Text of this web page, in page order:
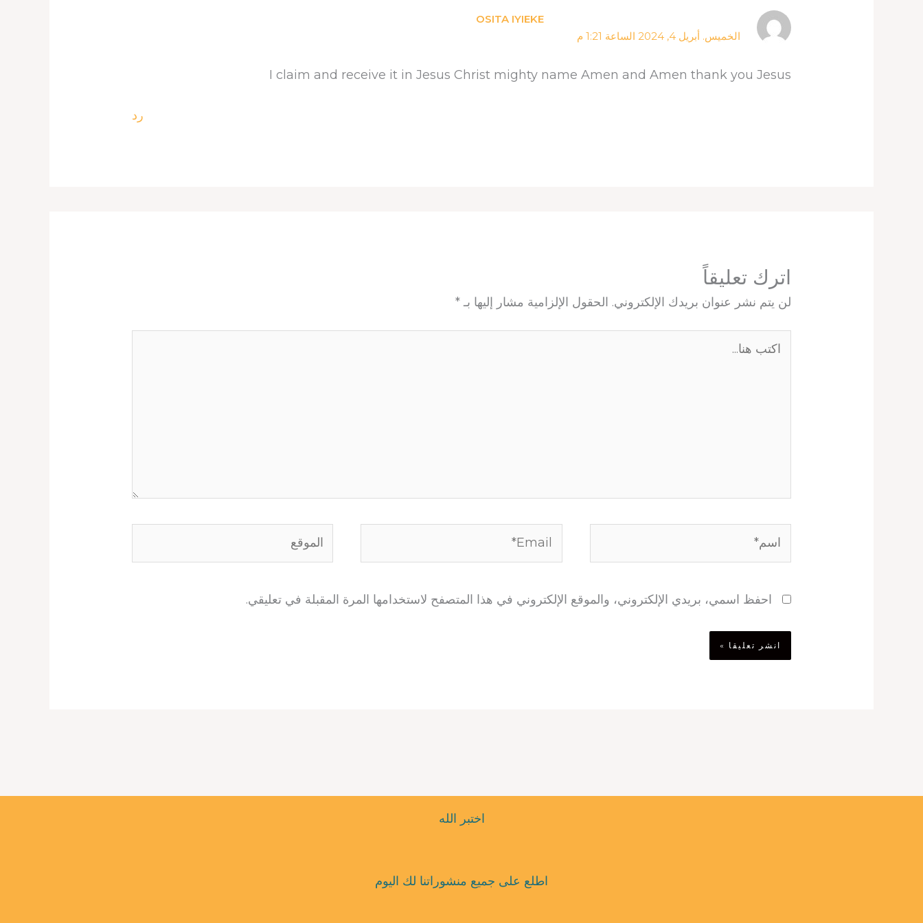
OSITA IYIEKE
الخميس. أبريل 4, 2024 الساعة 1:21 م
I claim and receive it in Jesus Christ mighty name Amen and Amen thank you Jesus
رد
اترك تعليقاً
لن يتم نشر عنوان بريدك الإلكتروني. الحقول الإلزامية مشار إليها بـ*
هنا...
احفظ اسمي، بريدي الإلكتروني، والموقع الإلكتروني في هذا المتصفح لاستخدامها المرة المقبلة في تعليقي.
اختبر الله
اطلع على جميع منشوراتنا لك اليوم